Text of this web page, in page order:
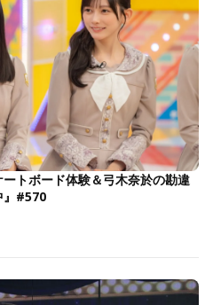
トボード体験＆弓木奈於の勘違
』#570